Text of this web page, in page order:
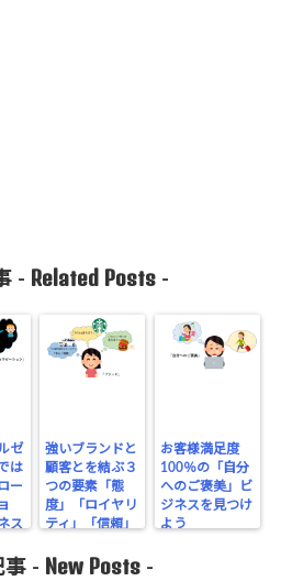
- Related Posts-
ゼ
は
ー
ス
強いブランドと
顧客とを結ぶ３
つの要素「態
度」「ロイヤリ
ティ」「信頼」
お客様満足度
100％の「自分
へのご褒美」ビ
ジネスを見つけ
よう
事 - New Posts -